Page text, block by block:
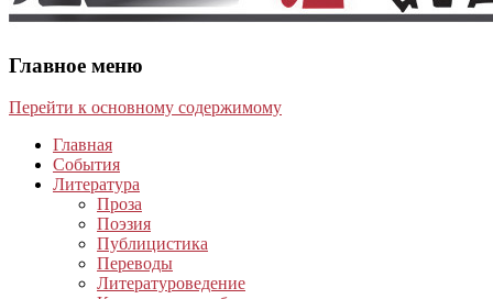
Главное меню
Перейти к основному содержимому
Главная
События
Литература
Проза
Поэзия
Публицистика
Переводы
Литературоведение